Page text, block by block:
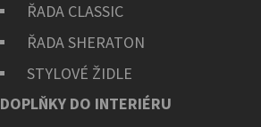
ŘADA CLASSIC
ŘADA SHERATON
STYLOVÉ ŽIDLE
DOPLŇKY DO INTERIÉRU